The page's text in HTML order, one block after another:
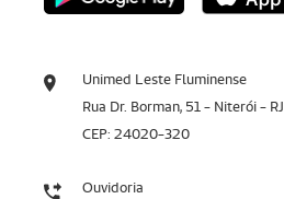
Unimed Leste Fluminense
Rua Dr. Borman, 51 - Niterói - RJ
CEP: 24020-320
Ouvidoria